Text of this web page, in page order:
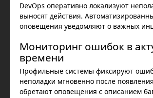
DevOps оперативно локализуют
выносят действия.
оповещения уведомляют о важных
Мониторинг ошибок в
времени
Профильные системы фиксируют
неполадки мгновенно после
обретают оповещения с описанием